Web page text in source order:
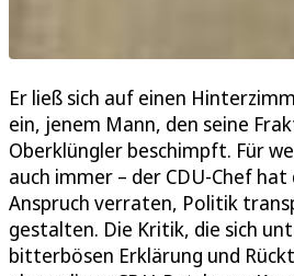
Er ließ sich auf einen
ein, jenem Mann, den seine
Oberklüngler beschimpft. Für
auch immer – der CDU-Chef
Anspruch verraten, Politik
gestalten. Die Kritik, die sich
bitterbösen Erklärung und